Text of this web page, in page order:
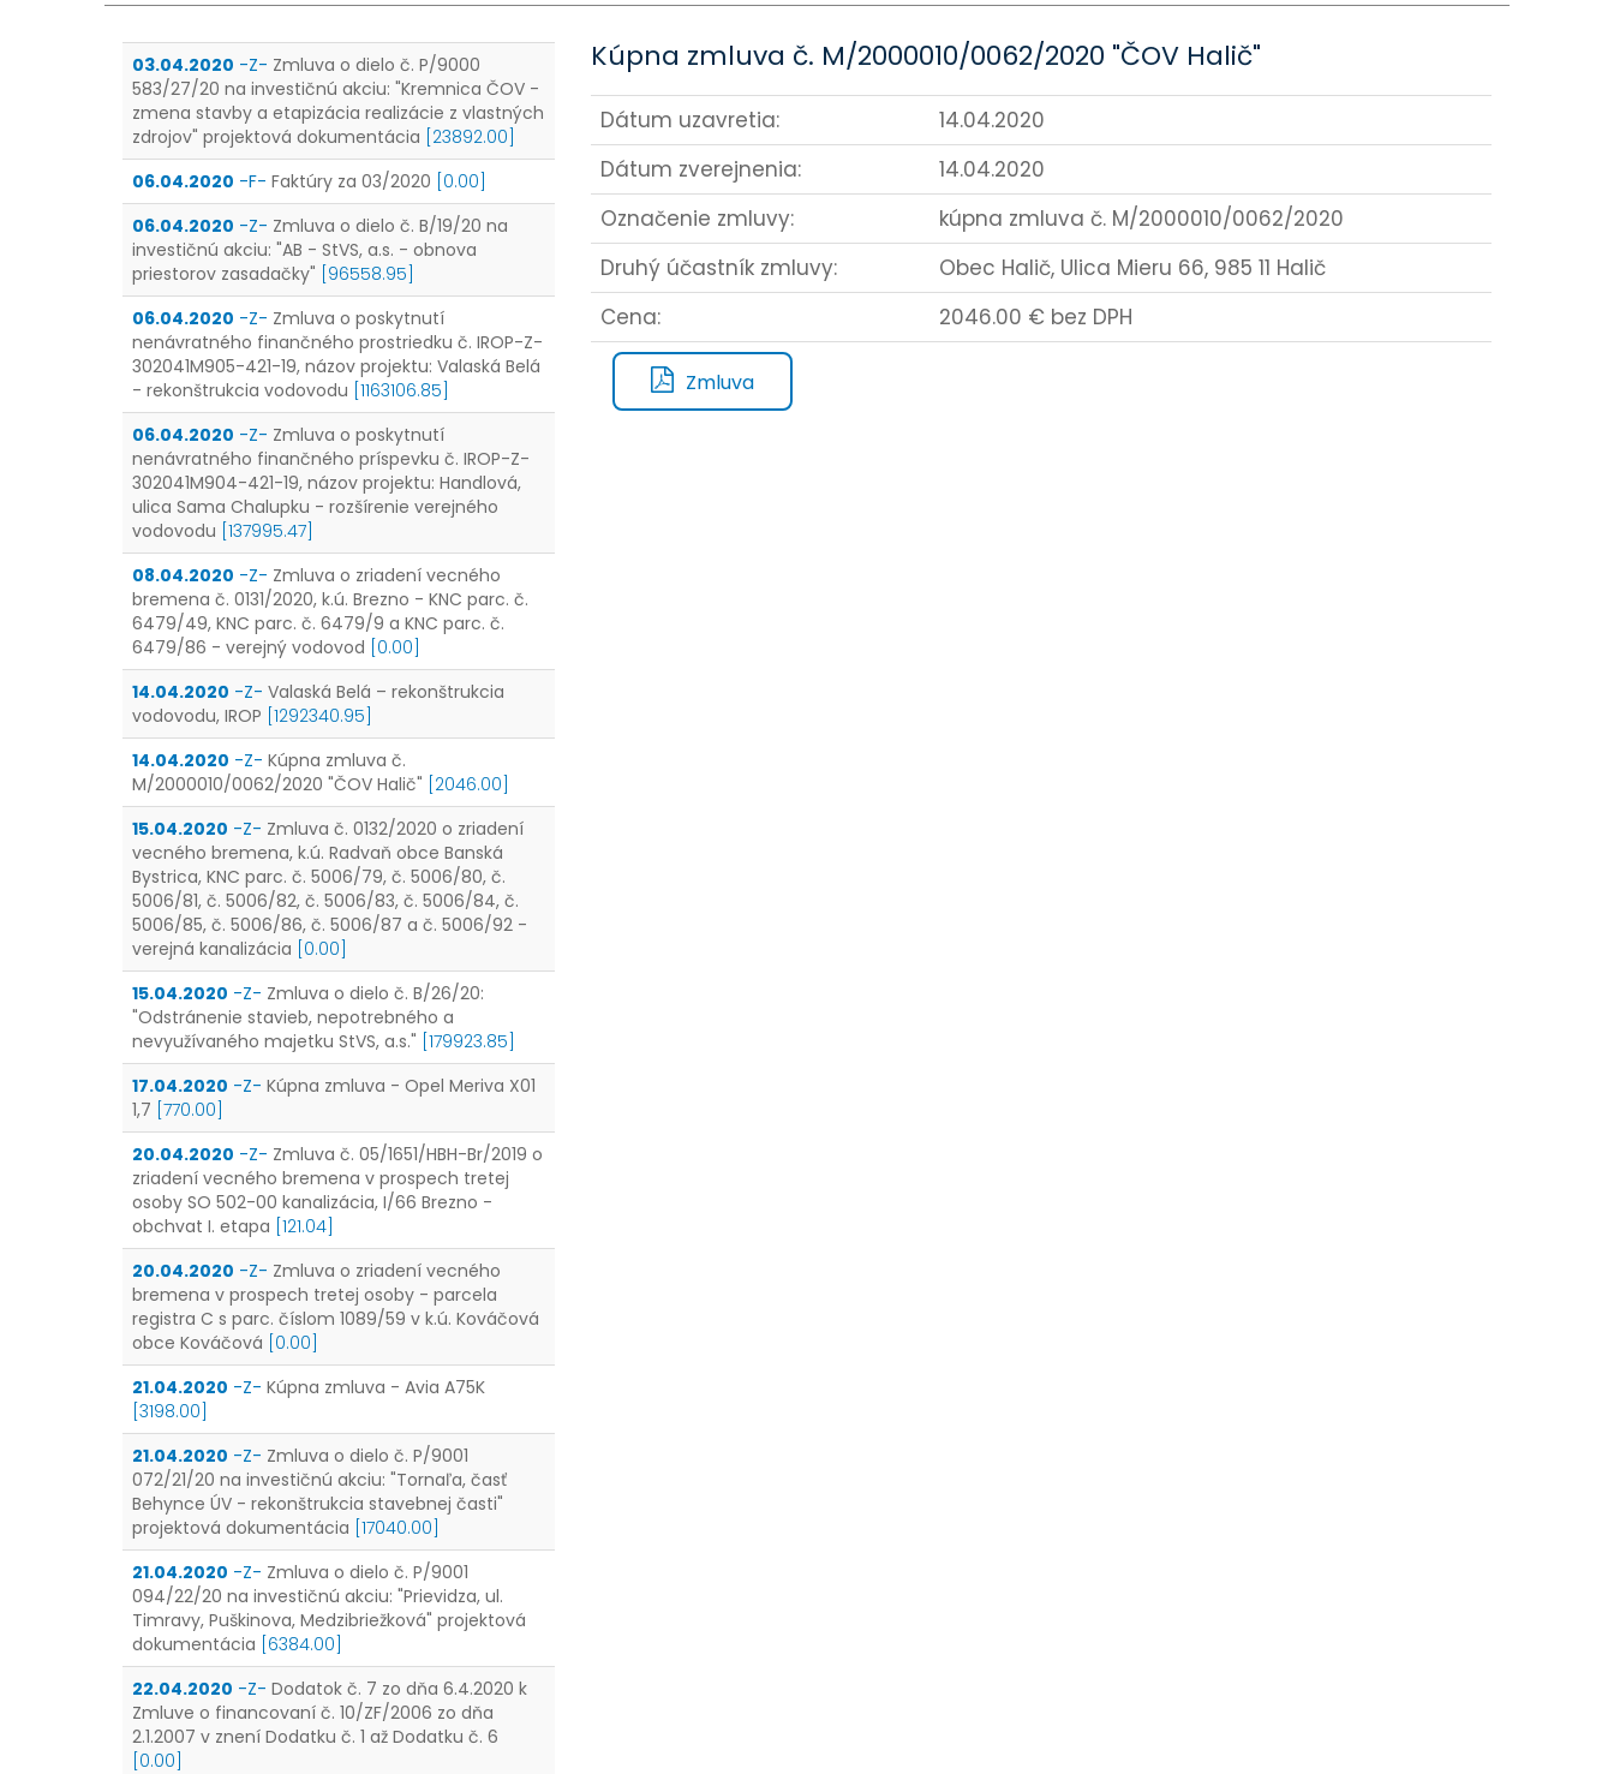
03.04.2020 -Z- Zmluva o dielo č. P/9000
583/27/20 na investičnú akciu: "Kremnica ČOV -
zmena stavby a etapizácia realizácie z vlastných
zdrojov" projektová dokumentácia [23892.00]
06.04.2020 -F- Faktúry za 03/2020 [0.00]
06.04.2020 -Z- Zmluva o dielo č. B/19/20 na
investičnú akciu: "AB - StVS, a.s. - obnova
priestorov zasadačky" [96558.95]
06.04.2020 -Z- Zmluva o poskytnutí
nenávratného finančného prostriedku č. IROP-Z-
302041M905-421-19, názov projektu: Valaská Belá
- rekonštrukcia vodovodu [1163106.85]
06.04.2020 -Z- Zmluva o poskytnutí
nenávratného finančného príspevku č. IROP-Z-
302041M904-421-19, názov projektu: Handlová,
ulica Sama Chalupku - rozšírenie verejného
vodovodu [137995.47]
08.04.2020 -Z- Zmluva o zriadení vecného
bremena č. 0131/2020, k.ú. Brezno - KNC parc. č.
6479/49, KNC parc. č. 6479/9 a KNC parc. č.
6479/86 - verejný vodovod [0.00]
14.04.2020 -Z- Valaská Belá – rekonštrukcia
vodovodu, IROP [1292340.95]
14.04.2020 -Z- Kúpna zmluva č.
M/2000010/0062/2020 "ČOV Halič" [2046.00]
15.04.2020 -Z- Zmluva č. 0132/2020 o zriadení
vecného bremena, k.ú. Radvaň obce Banská
Bystrica, KNC parc. č. 5006/79, č. 5006/80, č.
5006/81, č. 5006/82, č. 5006/83, č. 5006/84, č.
5006/85, č. 5006/86, č. 5006/87 a č. 5006/92 -
verejná kanalizácia [0.00]
15.04.2020 -Z- Zmluva o dielo č. B/26/20:
"Odstránenie stavieb, nepotrebného a
nevyužívaného majetku StVS, a.s." [179923.85]
17.04.2020 -Z- Kúpna zmluva - Opel Meriva X01
1,7 [770.00]
20.04.2020 -Z- Zmluva č. 05/1651/HBH-Br/2019 o
zriadení vecného bremena v prospech tretej
osoby SO 502-00 kanalizácia, I/66 Brezno -
obchvat I. etapa [121.04]
20.04.2020 -Z- Zmluva o zriadení vecného
bremena v prospech tretej osoby - parcela
registra C s parc. číslom 1089/59 v k.ú. Kováčová
obce Kováčová [0.00]
21.04.2020 -Z- Kúpna zmluva - Avia A75K
[3198.00]
21.04.2020 -Z- Zmluva o dielo č. P/9001
072/21/20 na investičnú akciu: "Tornaľa, časť
Behynce ÚV - rekonštrukcia stavebnej časti"
projektová dokumentácia [17040.00]
21.04.2020 -Z- Zmluva o dielo č. P/9001
094/22/20 na investičnú akciu: "Prievidza, ul.
Timravy, Puškinova, Medzibriežková" projektová
dokumentácia [6384.00]
22.04.2020 -Z- Dodatok č. 7 zo dňa 6.4.2020 k
Zmluve o financovaní č. 10/ZF/2006 zo dňa
2.1.2007 v znení Dodatku č. 1 až Dodatku č. 6
[0.00]
Kúpna zmluva č. M/2000010/0062/2020 "ČOV Halič"
Dátum uzavretia:
14.04.2020
Dátum zverejnenia:
14.04.2020
Označenie zmluvy:
kúpna zmluva č. M/2000010/0062/2020
Druhý účastník zmluvy:
Obec Halič, Ulica Mieru 66, 985 11 Halič
Cena:
2046.00 € bez DPH
Zmluva